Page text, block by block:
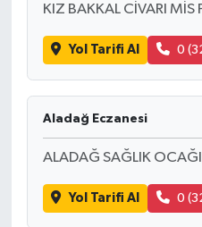
KIZ BAKKAL CİVARI MİS
Yol Tarifi Al 0
Aladağ Eczanesi
ALADAĞ SAĞLIK OCAĞI
Yol Tarifi Al 0